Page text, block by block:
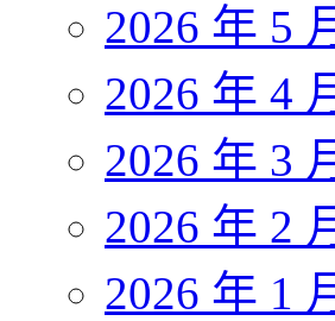
2026 年 5
2026 年 4
2026 年 3
2026 年 2
2026 年 1